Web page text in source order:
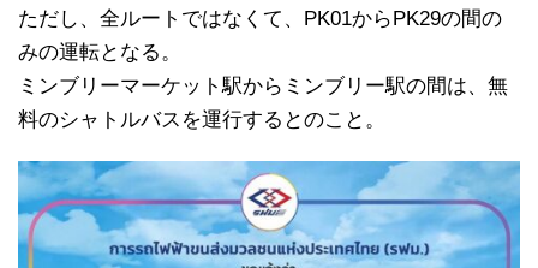
ただし、全ルートではなくて、PK01からPK29の間の
みの運転となる。
ミンブリーマーケット駅からミンブリー駅の間は、無
料のシャトルバスを運行するとのこと。